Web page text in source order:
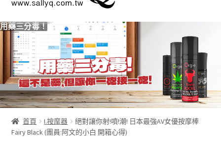
導
列
主
內
容
推薦給初心者！
用藥三分毒！
絕對拘束、絕對快感！
野外調教專區請點我！
零卡分期小額支付!
高潮小哥哥！
免下車也可以購物！
時尚真皮Ｋ金手腳環+短鏈
K金綺娜情趣時尚組
嘗試輕柔的SM，你要一起嗎？
Bess2 買1送4毫無冷場！
免洗潤滑 快適生活提案者
小兔乳夾 遠端遙控想壞壞！
雙悅彎 建立你的多重高潮宇宙！
蜜穴攪拌棒 瞄準性感的私密區域
男人，也該犒賞自己了！
門市消費送時尚收納包
出貨調整公告
人氣男優情慾寫真
SallyQ老師客製化語音服務
首頁 I.按摩器
絕對讓你射!噴!潮! 日本最強AV女優按摩棒
Fairy Black (團員:阿文的小白 開箱心得)